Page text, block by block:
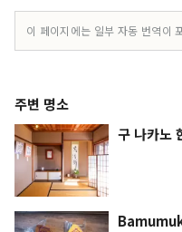
이 페이지에는 일부 자동 번역이
주변 명소
구 나카노